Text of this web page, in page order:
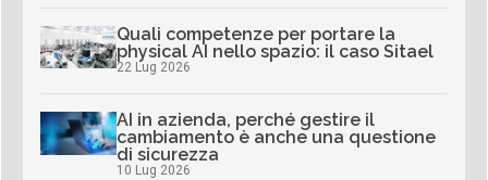
Quali competenze per portare la
physical AI nello spazio: il caso Sitael
22 Lug 2026
AI in azienda, perché gestire il
cambiamento è anche una questione
di sicurezza
10 Lug 2026